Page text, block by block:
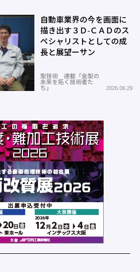
自動車業界の今を画面に
描き出す３Ｄ-ＣＡＤのス
ペシャリストとしての成
長と展望ーサン
型技術 連載「金型の
未来を拓く技術者た
ち」
2026.06.29